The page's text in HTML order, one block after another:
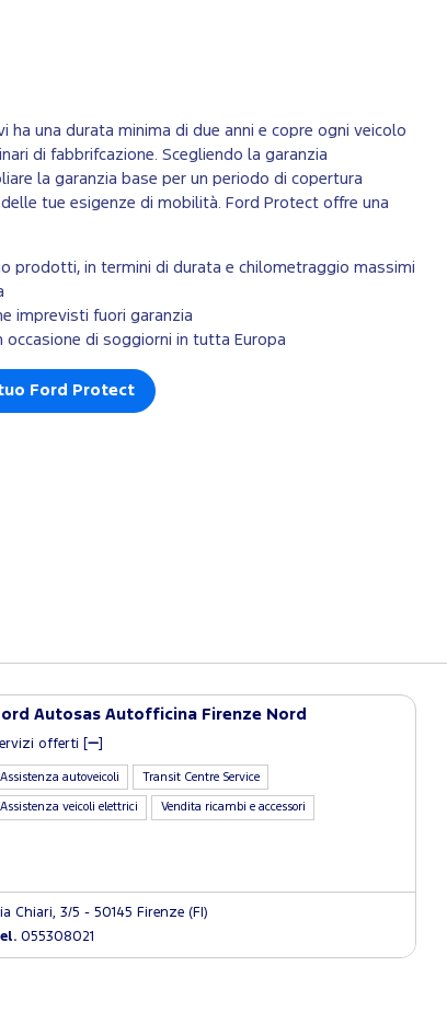
ha una durata minima di due anni e copre ogni veicolo
di fabbrifcazione. Scegliendo la garanzia
la garanzia base per un periodo di copertura
tue esigenze di mobilità. Ford Protect offre una
prodotti, in termini di durata e chilometraggio massimi
imprevisti fuori garanzia
occasione di soggiorni in tutta Europa
Ford Protect
Autosas Autofficina Firenze Nord
offerti [ ]
Assistenza autoveicoli Transit Centre Service
Assistenza veicoli elettrici Vendita ricambi e accessori
Chiari, 3/5 - 50145 Firenze (FI)
055308021